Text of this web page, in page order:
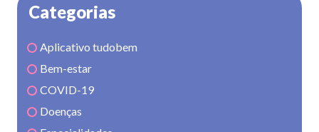
Categorias
Aplicativo tudobem
Bem-estar
COVID-19
Doenças